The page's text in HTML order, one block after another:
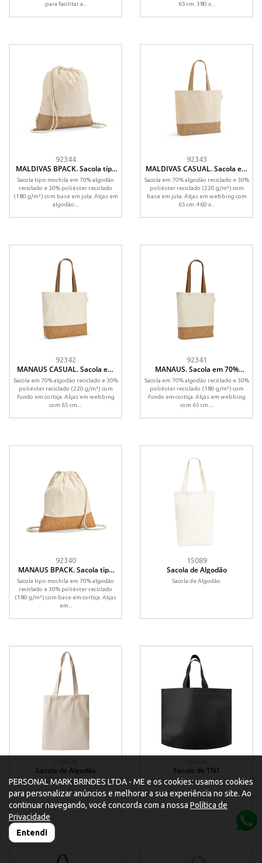
para facilitar a...
65 cm. 380 x...
92344
MALDIVAS BPACK. Sacola tipo
mochila em 70% algodão
reciclado e 30% poliéster
reciclado (180 g/m²) com base
em juta
Sacola tipo mochila em 70% algodão
reciclado e 30% poliéster reciclado
(180 g/m²) com base em juta. Alças em
algodão....
92343
MALDIVAS CASUAL. Sacola em
70% algodão reciclado e 30%
poliéster reciclado (220 g/m²)
com base em juta
Sacola em 70% algodão reciclado e 30%
poliéster reciclado (220 g/m²) com
base em juta. Alças em webbing com
65 cm. 460 x...
92342
MANAUS CASUAL. Sacola em
70% algodão reciclado e 30%
poliéster reciclado (220 g/m²)
com fundo em cortiça
Sacola em 70% algodão reciclado e 30%
poliéster reciclado (220 g/m²) com
fundo em cortiça. Alças em webbing
com 65 cm....
92341
MANAUS. Sacola em 70%
algodão reciclado e 30%
poliéster reciclado (180 g/m²)
com fundo em cortiça
Sacola em 70% algodão reciclado e 30%
poliéster reciclado (180 g/m²) com
fundo em cortiça. Alças em webbing
com 65 cm....
92340
MANAUS BPACK. Sacola tipo
mochila em 70% algodão
reciclado e 30% poliéster
reciclado (180g/m²) com base
em cortiça
Sacola tipo mochila em 70% algodão
reciclado e 30% poliéster reciclado
(180 g/m²) com base em cortiça. Alças
em...
15089
Sacola de Algodão
Sacola de Algodão.
Sacola de Algodão
Sacola de Algodão.
Sacola de TNT
Sacola de TNT.
PERSONAL MARK BRINDES LTDA - ME e os cookies: usamos cookies
para personalizar anúncios e melhorar a sua experiência no site. Ao
continuar navegando, você concorda com a nossa Política de
Privacidade
Entendi